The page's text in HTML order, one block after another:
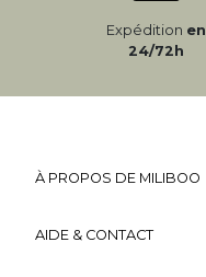
Expédition en
24/72h
À PROPOS DE MILIBOO
AIDE & CONTACT